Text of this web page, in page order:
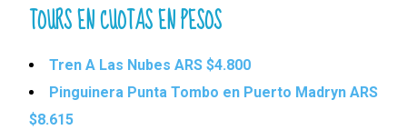
TOURS EN CUOTAS EN PESOS
Tren A Las Nubes ARS $4.800
Pinguinera Punta Tombo en Puerto Madryn ARS
$8.615